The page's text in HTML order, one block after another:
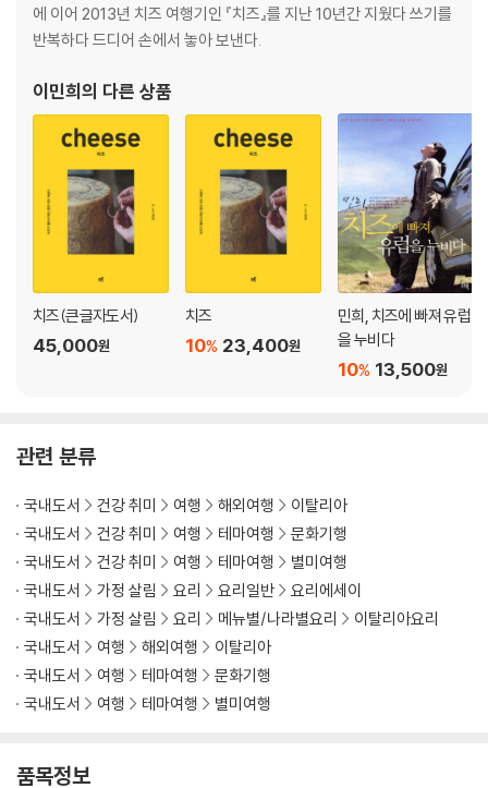
에 이어 2013년 치즈 여행기인 『치즈』를 지난 10년간 지웠다 쓰기를
반복하다 드디어 손에서 놓아 보낸다.
이민희의 다른 상품
치즈(큰글자도서)
45,000원
치즈
23,400원
10%
민희, 치즈에 빠져 유럽
을 누비다
13,500원
10%
관련 분류
국내도서 건강 취미 여행 해외여행
이탈리아
국내도서
건강 취미 여행 테마여행
문화기행
국내도서
건강 취미 여행 테마여행
별미여행
국내도서
가정 살림 요리 요리일반
요리에세이
국내도서
가정 살림 요리 메뉴별/나라별요리
이탈리아요리
국내도서
여행 해외여행
이탈리아
국내도서
여행 테마여행
문화기행
국내도서
여행 테마여행 별미여행
품목정보